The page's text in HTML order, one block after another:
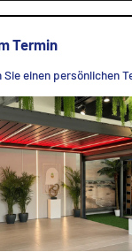
Termin
Sie einen persönlichen